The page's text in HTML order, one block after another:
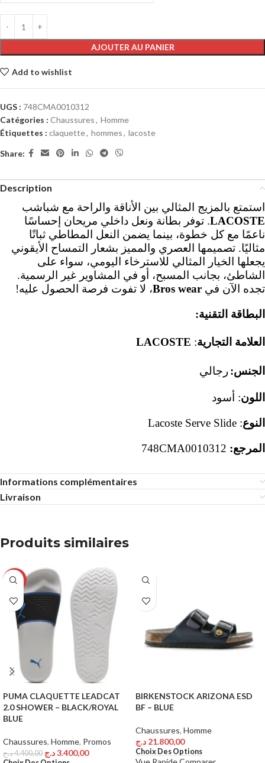
AJOUTER AU PANIER
Add to wishlist
UGS : 748CMA0010312
Catégories : Chaussures, Homme
Étiquettes : claquette, hommes, lacoste
Share:
Description
استمتع بالمزيج المثالي بين الأناقة والراحة مع شباشب
LACOSTE. توفر بطانة ونعل داخلي مريحان إحساسًا
ناعمًا مع كل خطوة، بينما يضمن النعل المطاطي ثباتًا
مثاليًا. تصميمها العصري والمميز بشعار التمساح الأيقوني
يجعلها الخيار المثالي للاسترخاء اليومي، سواء على
الشاطئ، بجانب المسبح، أو في المشاوير غير الرسمية.
تجده الآن في Bros wear، لا تفوت فرصة الحصول عليه!
البطاقة التقنية:
العلامة التجارية:
LACOSTE
الجنس: رجالي
اللون: سود
النوع: Lacoste Serve Slide
المرجع: 748CMA0010312
Informations complémentaires
Livraison
Produits similaires
-23%
PUMA CLAQUETTE LEADCAT
2.0 SHOWER – BLACK/ROYAL
BLUE
Chaussures, Homme, Promos
4.400,00د.ج 3.400,00د.ج
BIRKENSTOCK ARIZONA ESD
BF – BLUE
Chaussures, Homme
21.800,00 د.ج
Choix Des Options